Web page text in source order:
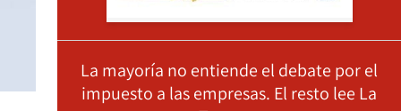
La mayoría no entiende el debate por el
impuesto a las empresas. El resto lee La